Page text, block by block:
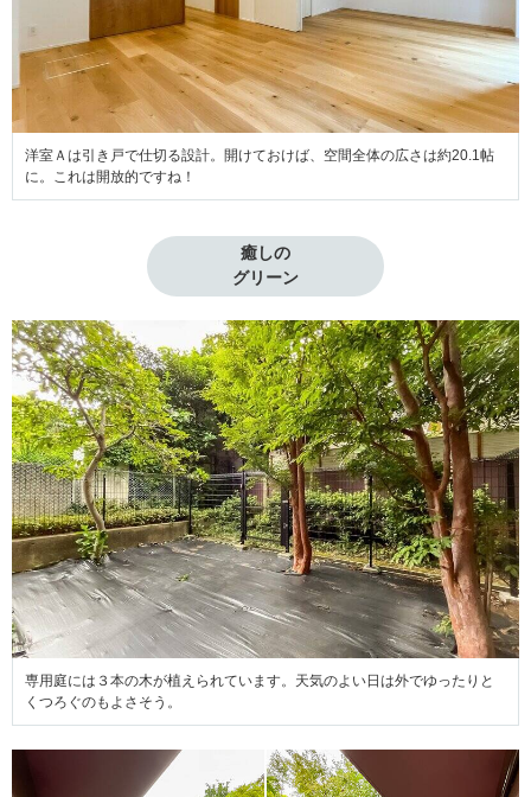
洋室Ａは引き戸で仕切る設計。開けておけば、空間全体の広さは約20.1帖
に。これは開放的ですね！
癒しの
グリーン
専用庭には３本の木が植えられています。天気のよい日は外でゆったりと
くつろぐのもよさそう。